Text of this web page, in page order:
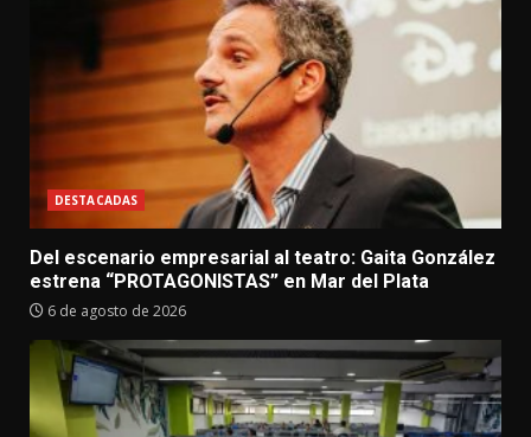
DESTACADAS
Del escenario empresarial al teatro: Gaita González
estrena “PROTAGONISTAS” en Mar del Plata
6 de agosto de 2026